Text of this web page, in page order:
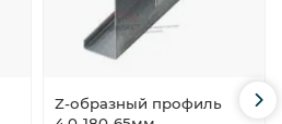
Z-образный профиль